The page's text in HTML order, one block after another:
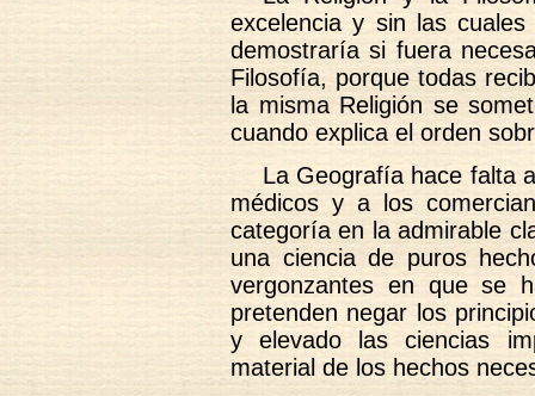
excelencia y sin las
demostraría si fuera
Filosofía, porque todas
la misma Religión se
cuando explica el orden
La Geografía hace falta
médicos y a los
categoría en la admirable
una ciencia de puros
vergonzantes en que se
pretenden negar los
y elevado las ciencias
material de los hechos